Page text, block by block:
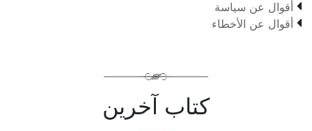
 أقوال عن سياسة
 أقوال عن الأخطاء
كتاب آخرين